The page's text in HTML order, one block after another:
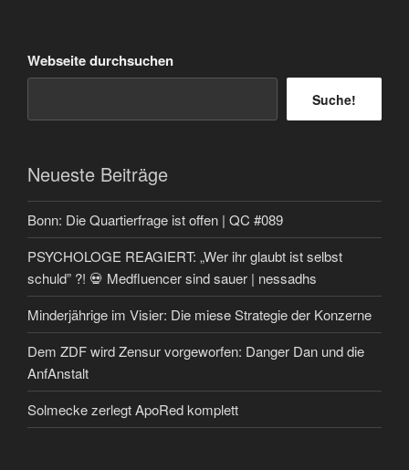
Webseite durchsuchen
Suche!
Neueste Beiträge
Bonn: Die Quartierfrage ist offen | QC #089
PSYCHOLOGE REAGIERT: „Wer ihr glaubt ist selbst
schuld” ?! 💀 Medfluencer sind sauer | nessadhs
Minderjährige im Visier: Die miese Strategie der Konzerne
Dem ZDF wird Zensur vorgeworfen: Danger Dan und die
AnfAnstalt
Solmecke zerlegt ApoRed komplett